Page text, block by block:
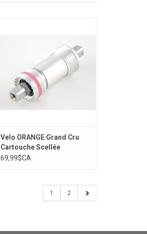
AJOUTER AU PANIER
Velo ORANGE Grand Cru
Cartouche Scellée
Français
69,99$CA
1 2